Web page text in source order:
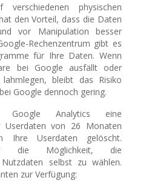
physischen
den Vorteil, dass die Daten
vor Manipulation besser
Rechenzentrum gibt es
für Ihre Daten. Wenn
bei Google ausfällt oder
bleibt das Risiko
Google dennoch gering.
Google Analytics eine
Userdaten von 26 Monaten
Ihre Userdaten gelöscht.
die Möglichkeit, die
selbst zu wählen.
zur Verfügung: